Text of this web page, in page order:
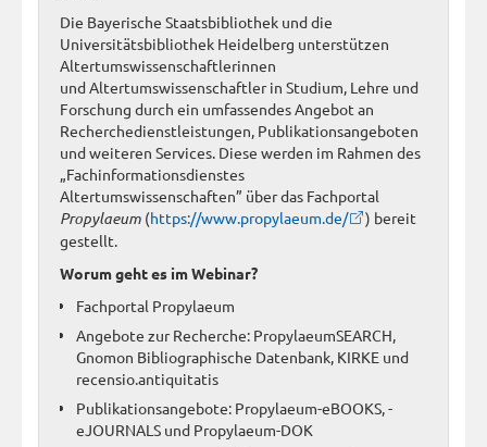
Die Bayerische Staatsbibliothek und die
Universitätsbibliothek Heidelberg unterstützen
Altertumswissenschaftlerinnen
und Altertumswissenschaftler in Studium, Lehre und
Forschung durch ein umfassendes Angebot an
Recherchedienstleistungen, Publikationsangeboten
und weiteren Services. Diese werden im Rahmen des
„Fachinformationsdienstes
Altertumswissenschaften” über das Fachportal
Propylaeum (https://www.propylaeum.de/
) bereit
gestellt.
Worum geht es im Webinar?
Fachportal Propylaeum
Angebote zur Recherche: PropylaeumSEARCH,
Gnomon Bibliographische Datenbank, KIRKE und
recensio.antiquitatis
Publikationsangebote: Propylaeum-eBOOKS, -
eJOURNALS und Propylaeum-DOK